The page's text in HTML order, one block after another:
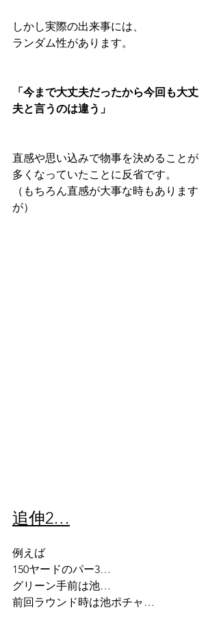
しかし実際の出来事には、
ランダム性があります。
「今まで大丈夫だったから今回も大丈
夫と言うのは違う」
直感や思い込みで物事を決めることが
多くなっていたことに反省です。
（もちろん直感が大事な時もあります
が）
追伸2…
例えば
150ヤードのパー3…
グリーン手前は池…
前回ラウンド時は池ポチャ…